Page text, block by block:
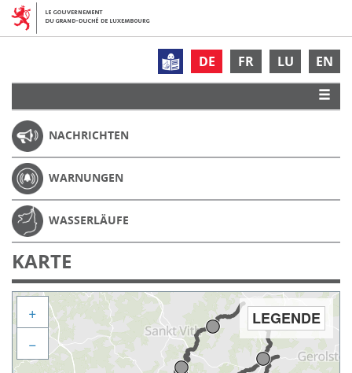
DE FR LU EN
NACHRICHTEN
WARNUNGEN
WASSERLÄUFE
KARTE
LEGENDE
+
−